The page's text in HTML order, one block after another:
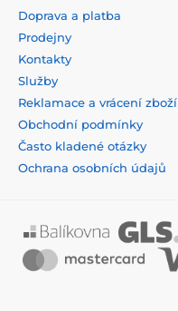
Doprava a platba
Prodejny
Kontakty
Služby
Reklamace a vrácení zboží
Obchodní podmínky
Často kladené otázky
Ochrana osobních údajů